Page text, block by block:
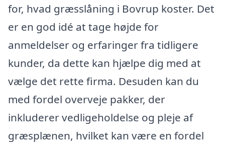
for, hvad græsslåning i Bovrup koster. Det
er en god idé at tage højde for
anmeldelser og erfaringer fra tidligere
kunder, da dette kan hjælpe dig med at
vælge det rette firma. Desuden kan du
med fordel overveje pakker, der
inkluderer vedligeholdelse og pleje af
græsplænen, hvilket kan være en fordel